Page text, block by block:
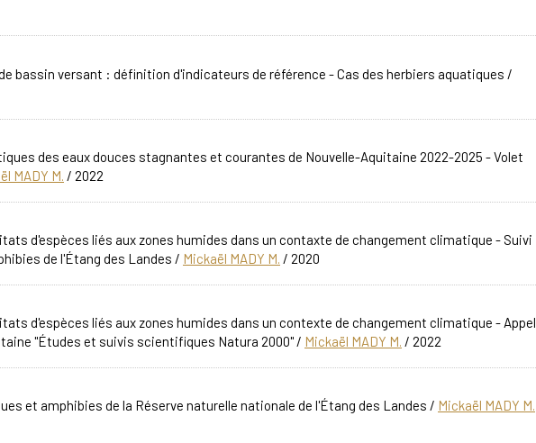
bassin versant : définition d'indicateurs de référence - Cas des herbiers aquatiques /
des eaux douces stagnantes et courantes de Nouvelle-Aquitaine 2022-2025 - Volet
MADY M. / 2022
d'espèces liés aux zones humides dans un contaxte de changement climatique - Suivi
de l'Étang des Landes / Mickaël MADY M. / 2020
d'espèces liés aux zones humides dans un contexte de changement climatique - Appel
"Études et suivis scientifiques Natura 2000"/ Mickaël MADY M. / 2022
et amphibies de la Réserve naturelle nationale de l'Étang des Landes / Mickaël MADY M.